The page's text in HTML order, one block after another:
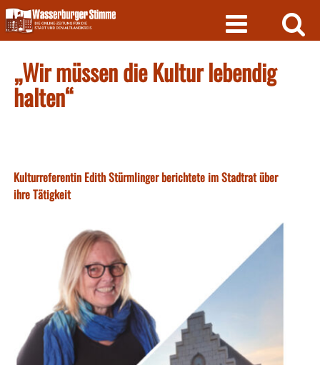
Skip
to
content
„Wir müssen die Kultur lebendig
halten“
Kulturreferentin Edith Stürmlinger berichtete im Stadtrat über
ihre Tätigkeit